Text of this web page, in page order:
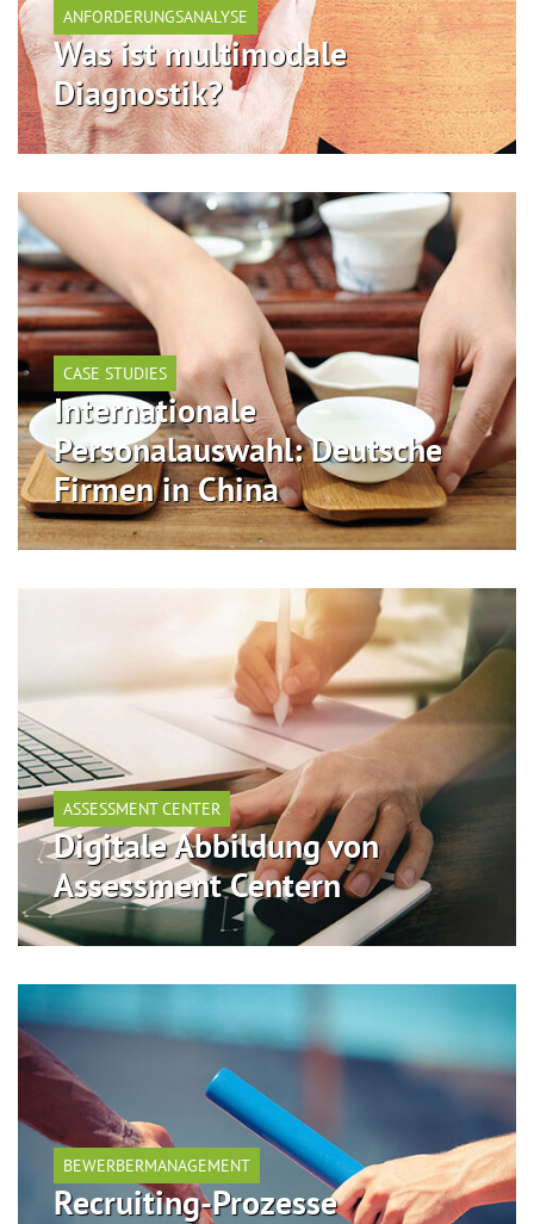
ANFORDERUNGSANALYSE
Was ist multimodale
Diagnostik?
CASE STUDIES
Internationale
Personalauswahl: Deutsche
Firmen in China
ASSESSMENT CENTER
Digitale Abbildung von
Assessment Centern
BEWERBERMANAGEMENT
Recruiting-Prozesse